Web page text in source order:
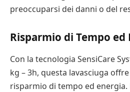
preoccuparsi dei danni o del
Risparmio di Tempo ed
Con la tecnologia SensiCare
kg – 3h, questa lavasciuga
risparmio di tempo ed energia.